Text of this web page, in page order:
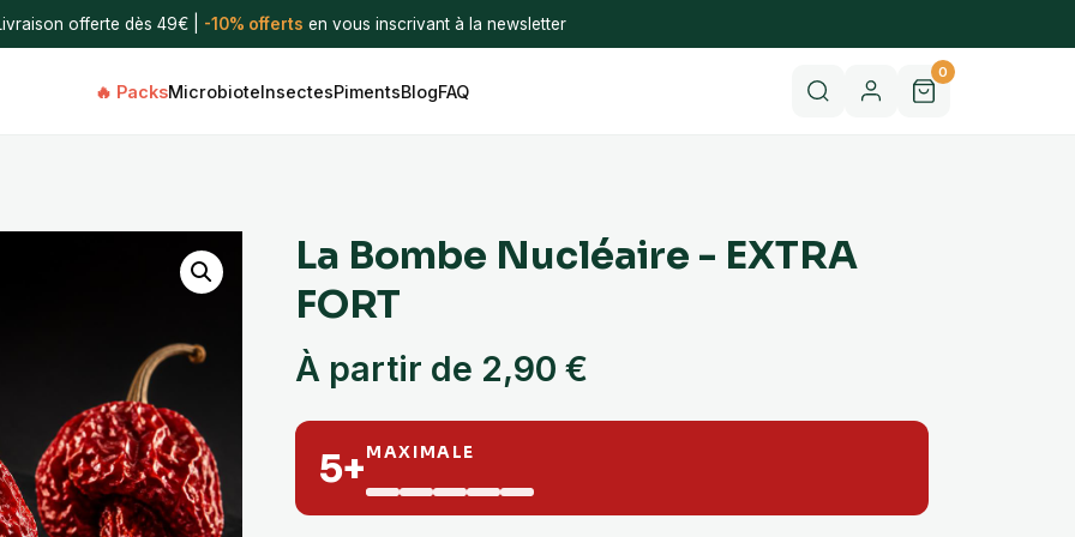
offerte dès 49€ | -10% offerts en vous inscrivant à la newsletter
🔥 PacksMicrobioteInsectesPimentsBlogFAQ
0
La Bombe Nucléaire - EXTRA
FORT
À partir de 2,90 €
5+MAXIMALE